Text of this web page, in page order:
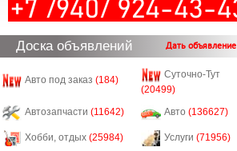
Доска объявлений Дать объявление
Авто под заказ (184)
Суточно-Тут
(20499)
Автозапчасти (11642) Авто (136627)
Хобби, отдых (25984) Услуги (71956)